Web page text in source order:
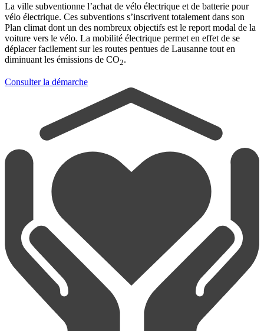
La ville subventionne l’achat de vélo électrique et de batterie pour
vélo électrique. Ces subventions s’inscrivent totalement dans son
Plan climat dont un des nombreux objectifs est le report modal de la
voiture vers le vélo. La mobilité électrique permet en effet de se
déplacer facilement sur les routes pentues de Lausanne tout en
diminuant les émissions de CO2.
Consulter la démarche